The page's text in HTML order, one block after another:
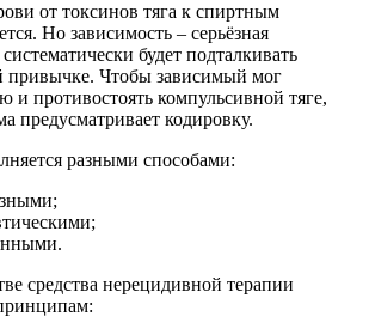
от токсинов тяга к спиртным
Но зависимость – серьёзная
будет подталкивать
привычке. Чтобы зависимый мог
и противостоять компульсивной тяге,
предусматривает кодировку.
разными способами:
средства нерецидивной терапии